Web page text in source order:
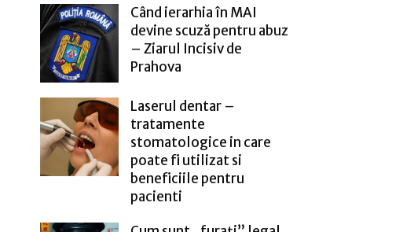
Când ierarhia în MAI
devine scuză pentru abuz
– Ziarul Incisiv de
Prahova
Laserul dentar –
tratamente
stomatologice in care
poate fi utilizat si
beneficiile pentru
pacienti